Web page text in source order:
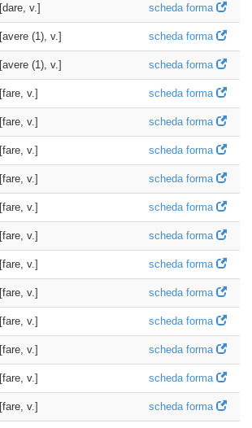
[dare, v.] scheda forma
[avere (1), v.] scheda forma
[avere (1), v.] scheda forma
[fare, v.] scheda forma
[fare, v.] scheda forma
[fare, v.] scheda forma
[fare, v.] scheda forma
[fare, v.] scheda forma
[fare, v.] scheda forma
[fare, v.] scheda forma
[fare, v.] scheda forma
[fare, v.] scheda forma
[fare, v.] scheda forma
[fare, v.] scheda forma
[fare, v.] scheda forma